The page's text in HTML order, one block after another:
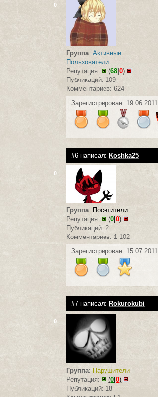
0
Группа:Активные
Пользователи
Репутация:
(68 |0)
Публикаций: 109
Комментариев: 624
Зарегистрирован: 19.06.2011
#6 написал: Koshka25
0
Группа: Посетители
Репутация:
(0 |0)
Публикаций: 2
Комментариев: 1 102
Зарегистрирован: 15.07.2011
#7 написал: Rokurokubi
0
Группа: Нарушители
Репутация:
(0 |0)
Публикаций: 18